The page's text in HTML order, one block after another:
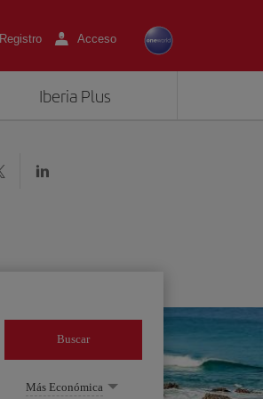
Registro Acceso
Iberia Plus
Buscar
Más Económica